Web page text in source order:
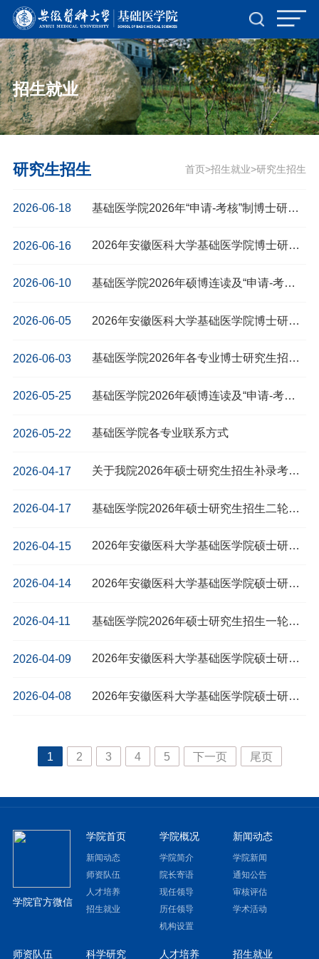
招生就业
研究生招生 首页>招生就业>研究生招生
2026-06-18
2026-06-16 2026年安徽医科大学基础医学院博士研究生招生综合考核时间安排表 （第二批）
2026-06-10 基础医学院2026年硕博连读及“申请-考核”制博士研究生招生拟录取名单公示（第一批）
2026-06-05
2026-06-03 基础医学院2026年各专业博士研究生招生综合考核方案汇总表
2026-05-25 基础医学院2026年硕博连读及“申请-考核”制博士研究生招生工作细则
2026-05-22 基础医学院各专业联系方式
2026-04-17 关于我院2026年硕士研究生招生补录考生的公示
2026-04-17 基础医学院2026年硕士研究生招生二轮调剂拟录取考生名单公示
2026-04-15 2026年安徽医科大学基础医学院硕士研究生招生二轮调剂复试名单
2026-04-14 2026年安徽医科大学基础医学院硕士研究生招生二轮调剂复试工作具体安排表
2026-04-11 基础医学院2026年硕士研究生招生一轮调剂拟录取考生名单公示
2026-04-09 2026年安徽医科大学基础医学院硕士研究生招生一轮调剂复试名单
2026-04-08 2026年安徽医科大学基础医学院硕士研究生招生一轮调剂复试工作具体安排表
1 2 3 4 5 下一页 尾页
学院官方微信
学院首页
新闻动态
师资队伍
人才培养
招生就业
学院概况
学院简介
院长寄语
现任领导
历任领导
机构设置
新闻动态
学院新闻
通知公告
审核评估
学术活动
师资队伍 科学研究 人才培养 招生就业